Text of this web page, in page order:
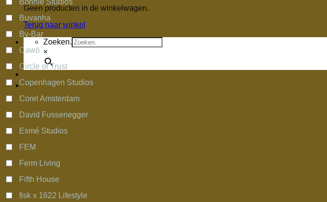
Geen producten in de winkelwagen.
Terug naar winkel
Zoeken.
×
Buvanha
By-Bar
Cawö
Circle of Trust
Copenhagen Studios
Corel Amsterdam
David Fussenegger
Esmé Studios
FEM
Ferm Living
Fifth House
fisk x 1622 Lifestyle